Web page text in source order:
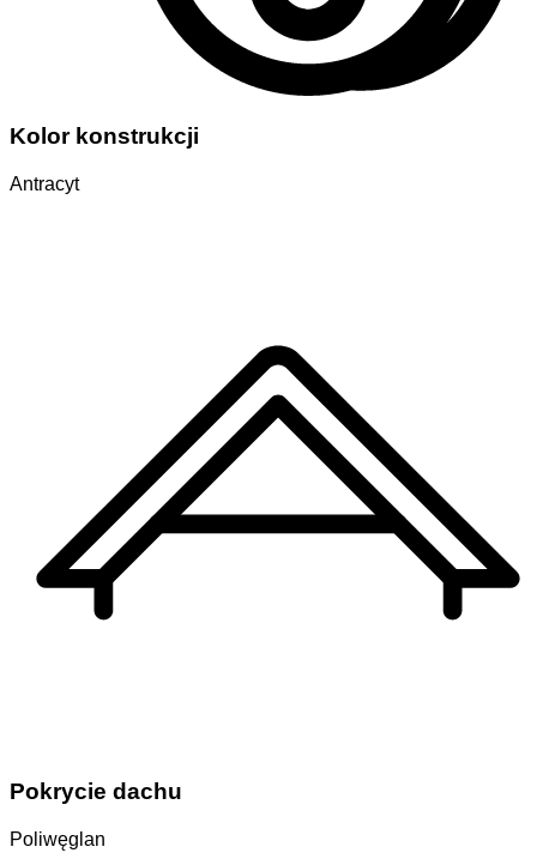
Kolor konstrukcji
Antracyt
Pokrycie dachu
Poliwęglan